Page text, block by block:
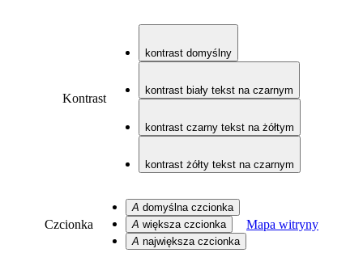
Kontrast
kontrast domyślny
kontrast biały tekst na czarnym
kontrast czarny tekst na żółtym
kontrast żółty tekst na czarnym
Czcionka
A domyślna czcionka
A większa czcionka
A największa czcionka
Mapa witryny